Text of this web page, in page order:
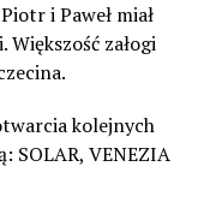
i Paweł miał
załogi
kolejnych
SOLAR, VENEZIA